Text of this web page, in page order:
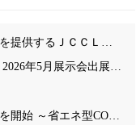
東京ビッグサイトでお会いしましょう！～2026年5月展示会出展情報～
異業種連携で「CO₂回収装置」の開発検討を開始 ～省エネ型CO₂回収技術により、中小企業にも導入しやすいモデルの構築を目指す～